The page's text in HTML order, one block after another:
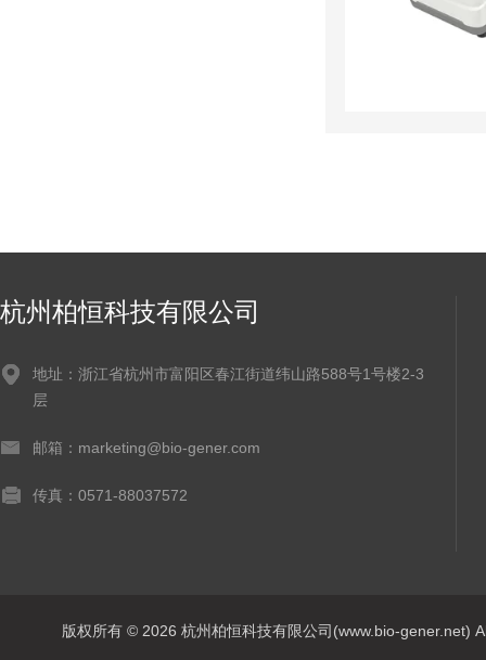
杭州柏恒科技有限公司
地址：浙江省杭州市富阳区春江街道纬山路588号1号楼2-3
层
邮箱：marketing@bio-gener.com
传真：0571-88037572
版权所有 © 2026 杭州柏恒科技有限公司(www.bio-